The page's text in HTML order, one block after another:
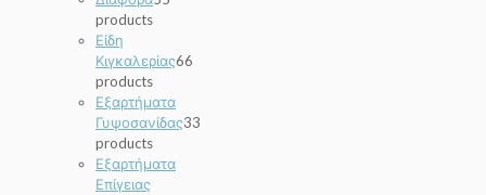
products
Είδη
Κιγκαλερίας66
products
Εξαρτήματα
Γυψοσανίδας33
products
Εξαρτήματα
Επίγειας